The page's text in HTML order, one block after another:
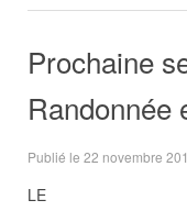
Prochaine
Randonnée
Publié le 22 novembre
LE